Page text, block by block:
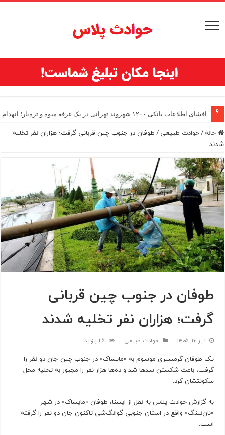
افشای اطلاعات بانکی ۱۲۰۰ شهروند تهرانی در یک غرفه میوه و تره‌بار؛ انهدام باند اسکیمرها
خانه/حوادث طبیعی/طوفان در جنوب چین قربانی گرفت؛ هزاران نفر تخلیه
شدند
طوفان در جنوب چین قربانی
گرفت؛ هزاران نفر تخلیه شدند
تیر ۱۶, ۱۴۰۵ حوادث طبیعی 26 بازدید
یک طوفان گرمسیری موسوم به «مایساک» در جنوب چین جان دو نفر را
گرفت، باعث شکستن سدها شد و ده‌ها هزار نفر را مجبور به تخلیه محل
سکونتشان کرد.
به گزارش حوادث پلاس به نقل از ایسنا، طوفان «مایساک» در شهر
«نان‌نینگ» واقع در استان جنوبی گوانگ‌شی تاکنون جان دو نفر را گرفته
است.